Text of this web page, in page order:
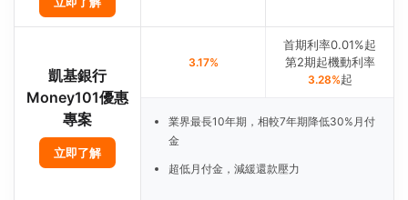
凱基銀行
Money101優惠
專案
立即了解
3.17%
首期利率0.01%起
第2期起機動利率
3.28%起
業界最長10年期，相較7年期降低30%月付
金
超低月付金，減緩還款壓力